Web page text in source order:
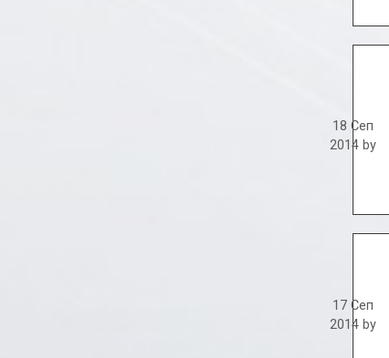
18 Сеп
2014 by
17 Сеп
2014 by